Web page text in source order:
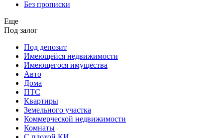
Без прописки
Еще
Под залог
Под депозит
Имеющейся недвижимости
Имеющегося имущества
Авто
Дома
ПТС
Квартиры
Земельного участка
Коммерческой недвижимости
Комнаты